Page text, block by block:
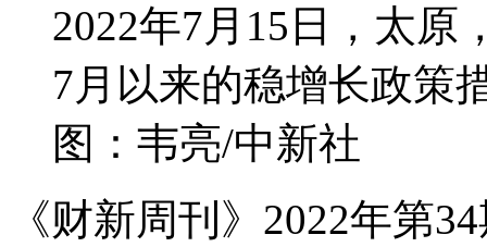
2022年7月15日，太原
7月以来的稳增长政策
图：韦亮/中新社
《财新周刊》2022年第